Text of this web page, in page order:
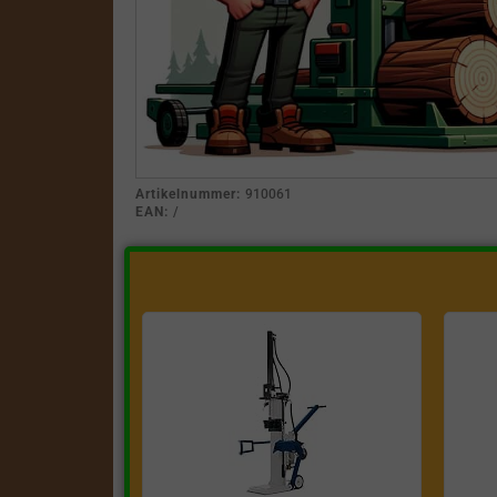
Artikelnummer: 910061
EAN: /